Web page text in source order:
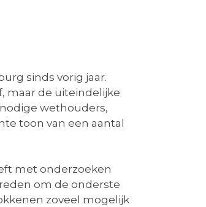
sinds vorig jaar.
maar de uiteindelijke
wethouders,
toon van een aantal
met onderzoeken
om de onderste
zoveel mogelijk